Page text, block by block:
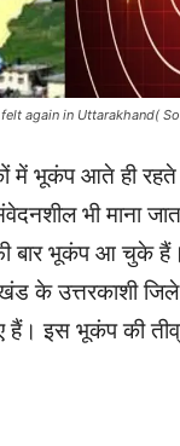
again in Uttarakhand(
में भूकंप आते ही
भी माना
बार भूकंप आ चुके
के उत्तरकाशी
इस भूकंप की